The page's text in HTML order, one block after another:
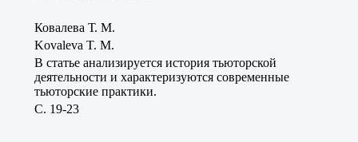
Ковалева Т. М.
Kovaleva T. M.
В статье анализируется история тьюторской
деятельности и характеризуются современные
тьюторские практики.
C. 19-23